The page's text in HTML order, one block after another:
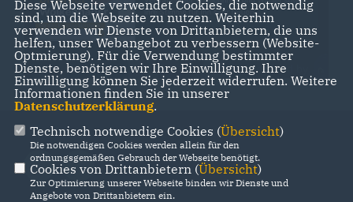
Diese Webseite verwendet Cookies, die notwendig
sind, um die Webseite zu nutzen. Weiterhin
verwenden wir Dienste von Drittanbietern, die uns
helfen, unser Webangebot zu verbessern (Website-
Optmierung). Für die Verwendung bestimmter
Dienste, benötigen wir Ihre Einwilligung. Ihre
Einwilligung können Sie jederzeit widerrufen. Weitere
Informationen finden Sie in unserer
Datenschutzerklärung.
Technisch notwendige Cookies (Übersicht)
Die notwendigen Cookies werden allein für den
ordnungsgemäßen Gebrauch der Webseite benötigt.
Cookies von Drittanbietern (Übersicht)
Zur Optimierung unserer Webseite binden wir Dienste und
Angebote von Drittanbietern ein.